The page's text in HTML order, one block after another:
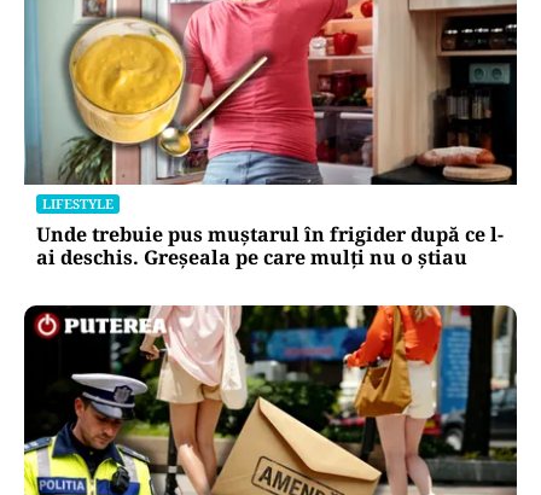
LIFESTYLE
Unde trebuie pus muștarul în frigider după ce l-
ai deschis. Greșeala pe care mulți nu o știau